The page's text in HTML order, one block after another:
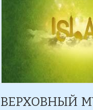
ВЕРХОВНЫЙ